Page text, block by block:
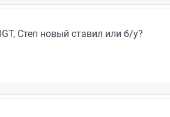
Степ новый ставил или б/у?